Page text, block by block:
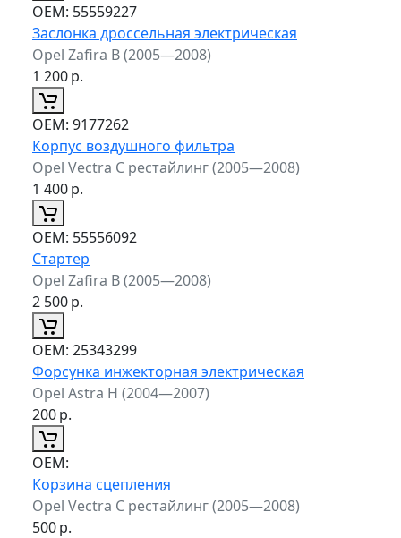
ОЕМ: 55559227
Заслонка дроссельная электрическая
Opel Zafira B (2005—2008)
1 200р.
ОЕМ: 9177262
Корпус воздушного фильтра
Opel Vectra C рестайлинг (2005—2008)
1 400р.
ОЕМ: 55556092
Стартер
Opel Zafira B (2005—2008)
2 500р.
ОЕМ: 25343299
Форсунка инжекторная электрическая
Opel Astra H (2004—2007)
200р.
ОЕМ:
Корзина сцепления
Opel Vectra C рестайлинг (2005—2008)
500р.